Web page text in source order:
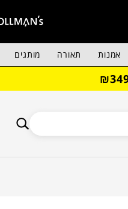
אמנות תאורה מותגים